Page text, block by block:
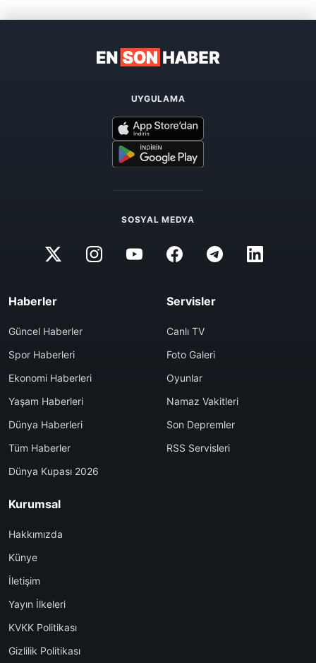
UYGULAMA
SOSYAL MEDYA
Haberler
Güncel Haberler
Spor Haberleri
Ekonomi Haberleri
Yaşam Haberleri
Dünya Haberleri
Tüm Haberler
Dünya Kupası 2026
Servisler
Canlı TV
Foto Galeri
Oyunlar
Namaz Vakitleri
Son Depremler
RSS Servisleri
Kurumsal
Hakkımızda
Künye
İletişim
Yayın İlkeleri
KVKK Politikası
Gizlilik Politikası